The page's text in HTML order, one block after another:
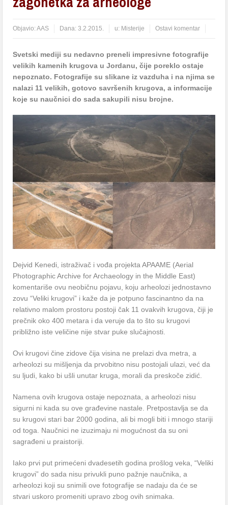
Objavio:AAS Dana:3.2.2015. u: Misterije Ostavi komentar
Svetski mediji su nedavno preneli impresivne fotografije
velikih kamenih krugova u Jordanu, čije poreklo ostaje
nepoznato. Fotografije su slikane iz vazduha i na njima se
nalazi 11 velikih, gotovo savršenih krugova, a informacije
koje su naučnici do sada sakupili nisu brojne.
Dejvid Kenedi, istraživač i vođa projekta APAAME (Aerial
Photographic Archive for Archaeology in the Middle East)
komentariše ovu neobičnu pojavu, koju arheolozi jednostavno
zovu “Veliki krugovi” i kaže da je potpuno fascinantno da na
relativno malom prostoru postoji čak 11 ovakvih krugova, čiji je
prečnik oko 400 metara i da veruje da to što su krugovi
približno iste veličine nije stvar puke slučajnosti.
Ovi krugovi čine zidove čija visina ne prelazi dva metra, a
arheolozi su mišljenja da prvobitno nisu postojali ulazi, već da
su ljudi, kako bi ušli unutar kruga, morali da preskoče zidić.
Namena ovih krugova ostaje nepoznata, a arheolozi nisu
sigurni ni kada su ove građevine nastale. Pretpostavlja se da
su krugovi stari bar 2000 godina, ali bi mogli biti i mnogo stariji
od toga. Naučnici ne izuzimaju ni mogućnost da su oni
sagrađeni u praistoriji.
Iako prvi put primećeni dvadesetih godina prošlog veka, “Veliki
krugovi” do sada nisu privukli puno pažnje naučnika, a
arheolozi koji su snimili ove fotografije se nadaju da će se
stvari uskoro promeniti upravo zbog ovih snimaka.